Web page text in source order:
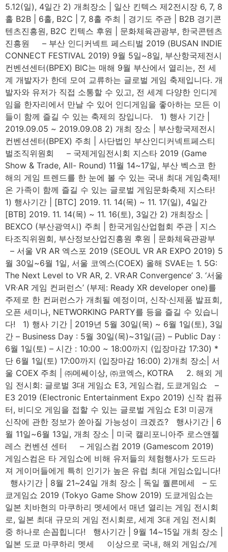
5.12(일), 4일간 2) 개최장소 | 일산 킨텍스 제2전시장 6, 7, 8
홀 B2B | 6홀, B2C | 7, 8홀 주최 | 경기도 주관 | B2B 경기콘
텐츠진흥원, B2C 킨텍스 후원 | 문화체육관광부, 한국콘텐츠
진흥원 – 부산 인디커넥트 페스티벌 2019 (BUSAN INDIE
CONNECT FESTIVAL 2019) 9월 5일~8일, 부산항국제전시
컨벤션센터(BPEX) BIC는 매해 9월 부산에서 열리는, 전 세
계 개발자가 한데 모여 교류하는 글로벌 게임 축제입니다. 개
발자와 유저가 직접 소통할 수 있고, 전 세계 다양한 인디게
임을 한자리에서 만날 수 있어 인디게임을 좋아하는 모든 이
들이 함께 즐길 수 있는 축제의 장입니다. 1) 행사 기간 |
2019.09.05 ~ 2019.09.08 2) 개최 장소 | 부산항국제전시
컨벤션센터(BPEX) 주최 | 사단법인 부산인디커넥트페스티
벌조직위원회 – 국제게임전시회 지스타 2019 (Game
Show & Trade, All- Round) 11월 14~17일, 부산 벡스코 한
해의 게임 트렌드를 한 눈에 볼 수 있는 국내 최대 게임축제!
온 가족이 함께 즐길 수 있는 글로벌 게임문화축제 지스타!
1) 행사기간 | [BTC] 2019. 11. 14(목) ~ 11. 17(일), 4일간
[BTB] 2019. 11. 14(목) ~ 11. 16(토), 3일간 2) 개최장소 |
BEXCO (부산광역시) 주최 | 한국게임산업협회 주관 | 지스
타조직위원회, 부산정보산업진흥원 후원 | 문화체육관광부
– 서울 VR AR 엑스포 2019 (SEOUL VR AR EXPO 2019) 5
월 30일~6월 1일, 서울 코엑스(COEX) 올해 SVAE는 1. 5G:
The Next Level to VR AR, 2. VR·AR Convergence’ 3. ‘서울
VR∙AR 게임 컨퍼런스’ (부제: Ready XR developer one)를
주제로 한 컨퍼런스가 개최될 예정이며, 신작·신제품 발표회,
오픈 세미나, NETWORKING PARTY를 등을 즐길 수 있습니
다! 1) 행사 기간 | 2019년 5월 30일(목) ~ 6월 1일(토), 3일
간 – Business Day : 5월 30일(목)~31일(금) – Public Day :
6월 1일(토) – 시간 : 10:00 ~ 18:00까지 (입장마감 17:30) *
단 6월 1일(토) 17:00까지 (입장마감 16:00) 2)개최 장소| 서
울 COEX 주최 | ㈜메쎄이상, ㈜코엑스, KOTRA 2. 해외 게
임 전시회: 글로벌 3대 게임쇼 E3, 게임스컴, 도쿄게임쇼 –
E3 2019 (Electronic Entertainment Expo 2019) 신작 컴퓨
터, 비디오 게임을 접할 수 있는 글로벌 게임쇼 E3! 미공개
신작에 관한 정보가 쏟아질 가능성이 크겠죠? 행사기간 | 6
월 11일~6월 13일, 개최 장소 | 미국 캘리포니아주 로스앤젤
레스 컨벤션 센터 – 게임스컴 2019 (Gamescom 2019)
게임스컴은 타 게임쇼에 비해 유저들의 체험행사가 도드라
져 게이머들에게 특히 인기가 높은 유럽 최대 게임쇼입니다!
행사기간 | 8월 21~24일 개최 장소 | 독일 퀄른메세 – 도
쿄게임쇼 2019 (Tokyo Game Show 2019) 도쿄게임쇼는
일본 치바현의 마쿠하리 멧세에서 매년 열리는 게임 전시회
로, 일본 최대 규모의 게임 전시회로, 세계 3대 게임 전시회
중 하나로 손꼽힙니다! 행사기간 | 9월 14~15일 개최 장소 |
일본 도쿄 마쿠하리 멧세 이상으로 국내, 해외 게임쇼/게